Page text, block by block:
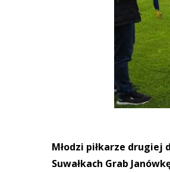
Młodzi piłkarze drugiej
Suwałkach Grab